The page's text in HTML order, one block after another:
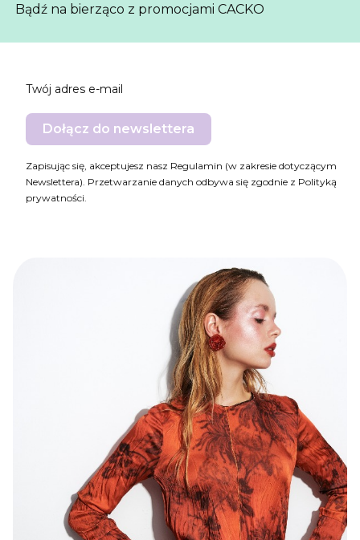
Bądź na bierząco z promocjami CACKO
Twój adres e-mail
Dołącz do newslettera
Zapisując się, akceptujesz nasz Regulamin (w zakresie dotyczącym
Newslettera). Przetwarzanie danych odbywa się zgodnie z Polityką
prywatności.